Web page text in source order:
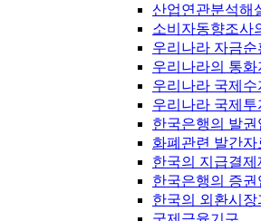
산업연관분석해
소비자동향조사
우리나라 자금순
우리나라의 통화
우리나라 국제수
우리나라 국제
한국은행의 발권
화폐관련 발간자
한국의 지급결제
한국은행의 증권
한국의 외환시장